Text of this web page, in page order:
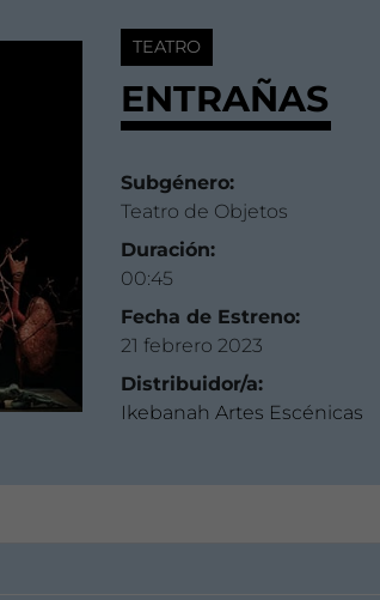
TEATRO
ENTRAÑAS
Subgénero:
Teatro de Objetos
Duración:
00:45
Fecha de Estreno:
21 febrero 2023
Distribuidor/a:
Ikebanah Artes Escénicas